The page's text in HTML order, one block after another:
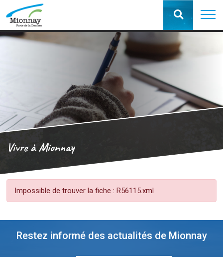
Vivre à Mionnay
Impossible de trouver la fiche : R56115.xml
Restez informé des actualités de Mionnay